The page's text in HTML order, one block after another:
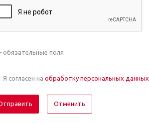
обязательные поля
Я согласен на обработку персональных данных
Отменить